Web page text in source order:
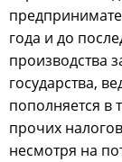
года и до
производства
государства,
пополняется в
прочих
несмотря на